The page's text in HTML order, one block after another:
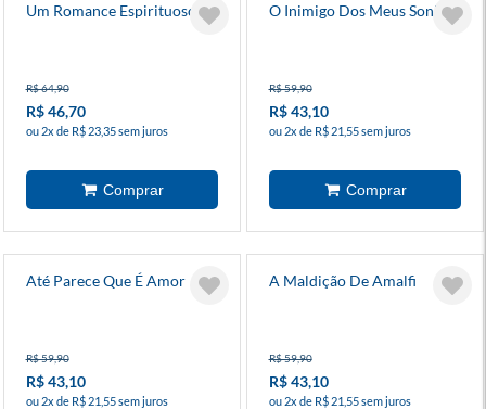
Um Romance Espirituoso
R$ 64,90
R$ 46,70
ou 2x de R$ 23,35 sem juros
O Inimigo Dos Meus Sonhos
R$ 59,90
R$ 43,10
ou 2x de R$ 21,55 sem juros
Até Parece Que É Amor
R$ 59,90
R$ 43,10
ou 2x de R$ 21,55 sem juros
A Maldição De Amalfi
R$ 59,90
R$ 43,10
ou 2x de R$ 21,55 sem juros